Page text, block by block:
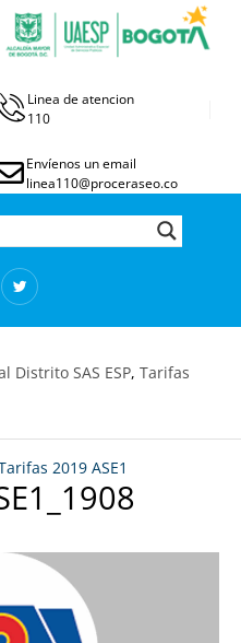
Linea de atencion
110
Envíenos un email
linea110@proceraseo.co
Distrito SAS ESP, Tarifas
2019 ASE1